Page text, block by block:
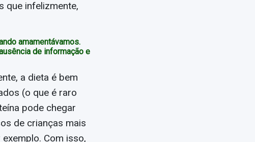
que infelizmente,
amamentávamos.
de informação e
a dieta é bem
(o que é raro
pode chegar
de crianças mais
Com isso,